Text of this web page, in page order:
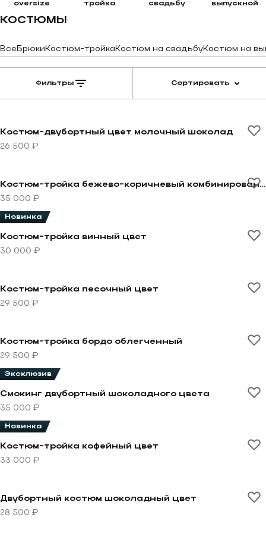
oversize
тройка
свадьбу
выпускной
КОСТЮМЫ
ВсеБрюкиКостюм-тройкаКостюм на свадьбуКостюм на
Фильтры Сортировать
Перейти к товару Костюм-двубортный цвет
Костюм-двубортный цвет молочный шоколад
26 500 ₽
Перейти к товару Костюм-тройка бежево-
Костюм-тройка бежево-коричневый комбинированный
35 000 ₽
Новинка
Костюм-тройка винный цвет
30 000 ₽
Костюм-тройка песочный цвет
29 500 ₽
Перейти к товару Костюм-тройка бордо
Костюм-тройка бордо облегченный
29 500 ₽
Перейти к товару Смокинг двубортный шоколадного
Эксклюзив
Смокинг двубортный шоколадного цвета
35 000 ₽
Новинка
Костюм-тройка кофейный цвет
33 000 ₽
Перейти к товару Двубортный костюм шоколадный
Двубортный костюм шоколадный цвет
28 500 ₽